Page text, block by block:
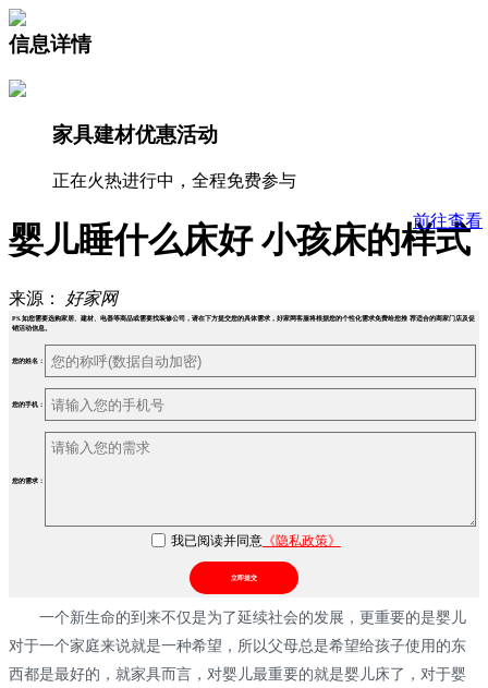
信息详情
家具建材优惠活动
正在火热进行中，全程免费参与
前往查看
婴儿睡什么床好 小孩床的样式
来源： 好家网
PS.如您需要选购家居、建材、电器等商品或需要找装修公司，请在下方提交您的具体需求，好家网客服将根据您的个性化需求免费给您推 荐适合的商家门店及促
销活动信息。
您的姓名：
您的手机：
您的需求：
我已阅读并同意《隐私政策》
立即提交
一个新生命的到来不仅是为了延续社会的发展，更重要的是婴儿
对于一个家庭来说就是一种希望，所以父母总是希望给孩子使用的东
西都是最好的，就家具而言，对婴儿最重要的就是婴儿床了，对于婴